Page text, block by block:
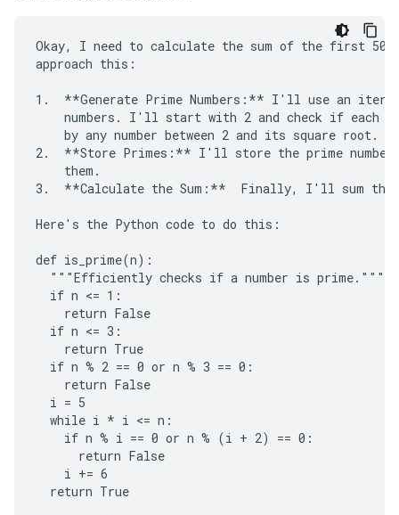
Okay, I need to calculate the sum of the first 50
approach this:
1.  **Generate Prime Numbers:** I'll use an
numbers. I'll start with 2 and check if each
by any number between 2 and its square root.
2.  **Store Primes:** I'll store the prime
    them.
3.  **Calculate the Sum:**  Finally, I'll sum the
Here's the Python code to do this:
def is_prime(n):
  """Efficiently checks if a number is prime."""
  if n <= 1:
    return False
  if n <= 3:
    return True
  if n % 2 == 0 or n % 3 == 0:
    return False
  i = 5
  while i * i <= n:
    if n % i == 0 or n % (i + 2) == 0:
      return False
    i += 6
  return True